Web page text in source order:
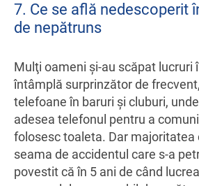
7. Ce se află nedescoperit
de nepătruns
Mulţi oameni şi-au scăpat lucruri
întâmplă surprinzător de
telefoane în baruri şi cluburi,
adesea telefonul pentru a
folosesc toaleta. Dar majoritatea
seama de accidentul care s-a
povestit că în 5 ani de când